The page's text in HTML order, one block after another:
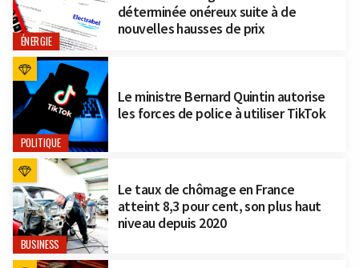
ÉNERGIE
déterminée onéreux suite à de
nouvelles hausses de prix
POLITIQUE
Le ministre Bernard Quintin autorise
les forces de police à utiliser TikTok
BUSINESS
Le taux de chômage en France
atteint 8,3 pour cent, son plus haut
niveau depuis 2020